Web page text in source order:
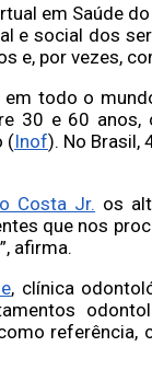
em Saúde
e social dos
e, por vezes,
todo o
30 e 60
(Inof). No Brasil,
Costa Jr. os
que nos
afirma.
, clínica